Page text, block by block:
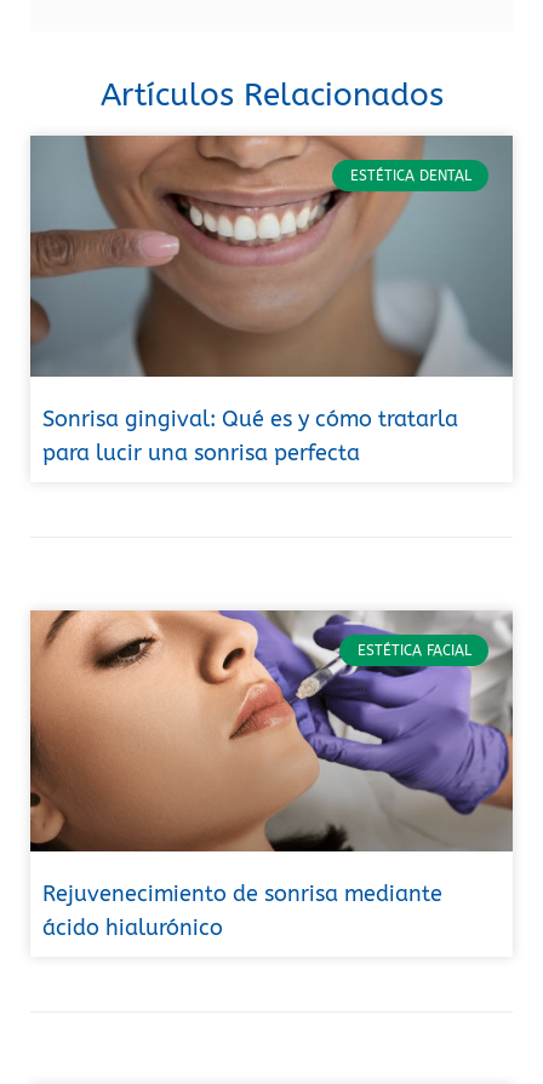
Artículos Relacionados
ESTÉTICA DENTAL
Sonrisa gingival: Qué es y cómo tratarla
para lucir una sonrisa perfecta
ESTÉTICA FACIAL
Rejuvenecimiento de sonrisa mediante
ácido hialurónico